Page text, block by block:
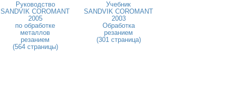
Руководство
SANDVIK COROMANT
2005
по обработке
металлов
резанием
(564 страницы)
Учебник
SANDVIK COROMANT
2003
Обработка
резанием
(301 страница)